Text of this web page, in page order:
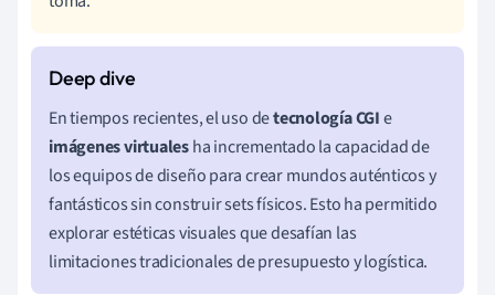
En tiempos recientes, el uso detecnología CGIe
imágenes virtualesha incrementado la capacidad de
los equipos de diseño para crear mundos auténticos y
fantásticos sin construir sets físicos. Esto ha permitido
explorar estéticas visuales que desafían las
limitaciones tradicionales de presupuesto y logística.